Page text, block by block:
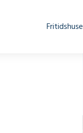
Fritidshuse